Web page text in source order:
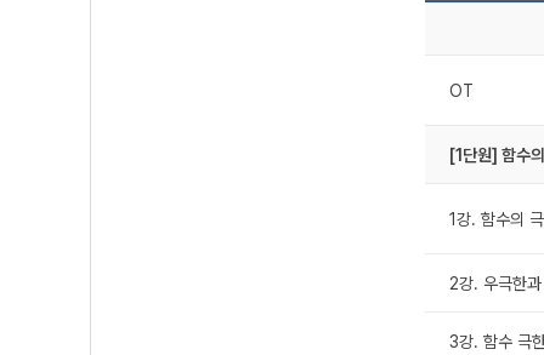
OT
[1단원] 함수
1강. 함수의
2강. 우극한
3강. 함수 극